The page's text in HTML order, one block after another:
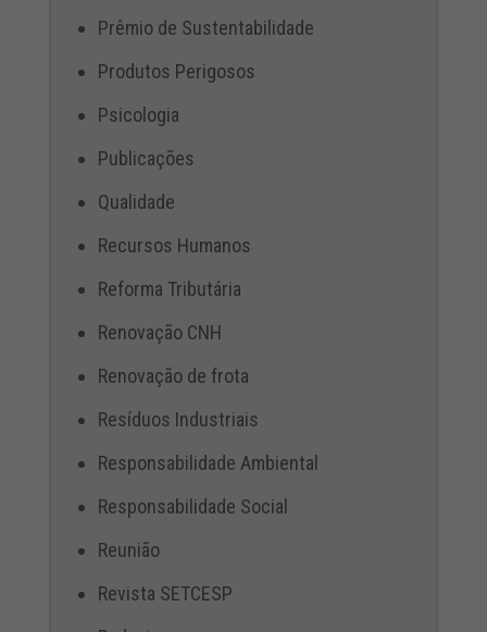
Prêmio de Sustentabilidade
Produtos Perigosos
Psicologia
Publicações
Qualidade
Recursos Humanos
Reforma Tributária
Renovação CNH
Renovação de frota
Resíduos Industriais
Responsabilidade Ambiental
Responsabilidade Social
Reunião
Revista SETCESP